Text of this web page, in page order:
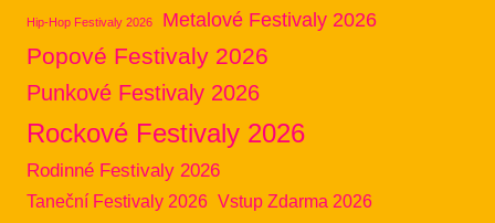
Hip-Hop Festivaly 2026 Metalové Festivaly 2026
Popové Festivaly 2026
Punkové Festivaly 2026
Rockové Festivaly 2026
Rodinné Festivaly 2026
Taneční Festivaly 2026 Vstup Zdarma 2026